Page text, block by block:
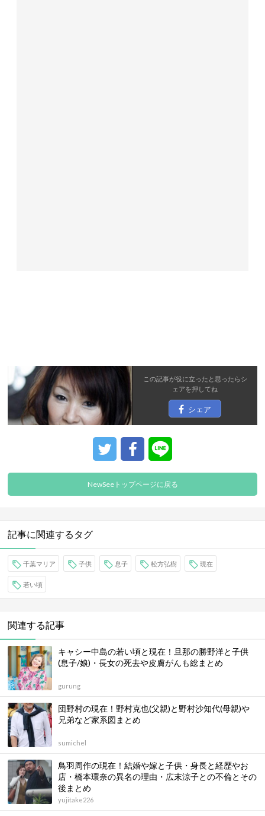
この記事が役に立ったと思ったらシ
ェアを押してね
シェア
NewSeeトップページに戻る
記事に関連するタグ
千葉マリア 子供 息子 松方弘樹 現在
若い頃
関連する記事
キャシー中島の若い頃と現在！旦那の勝野洋と子供
(息子/娘)・長女の死去や皮膚がんも総まとめ
gurung
団野村の現在！野村克也(父親)と野村沙知代(母親)や
兄弟など家系図まとめ
sumichel
鳥羽周作の現在！結婚や嫁と子供・身長と経歴やお
店・橋本環奈の異名の理由・広末涼子との不倫とその
後まとめ
yujitake226